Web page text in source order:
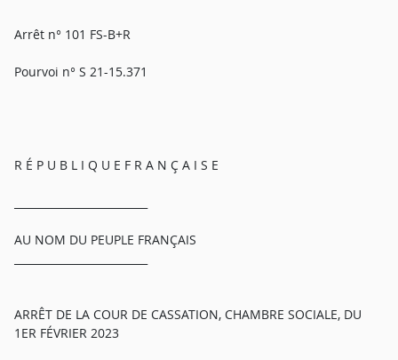
Arrêt n° 101 FS-B+R
Pourvoi n° S 21-15.371
R É P U B L I Q U E F R A N Ç A I S E
AU NOM DU PEUPLE FRANÇAIS
ARRÊT DE LA COUR DE CASSATION, CHAMBRE SOCIALE, DU
1ER FÉVRIER 2023